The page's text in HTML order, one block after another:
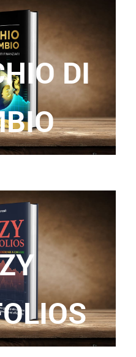
DI
finalmente trovare
domande.